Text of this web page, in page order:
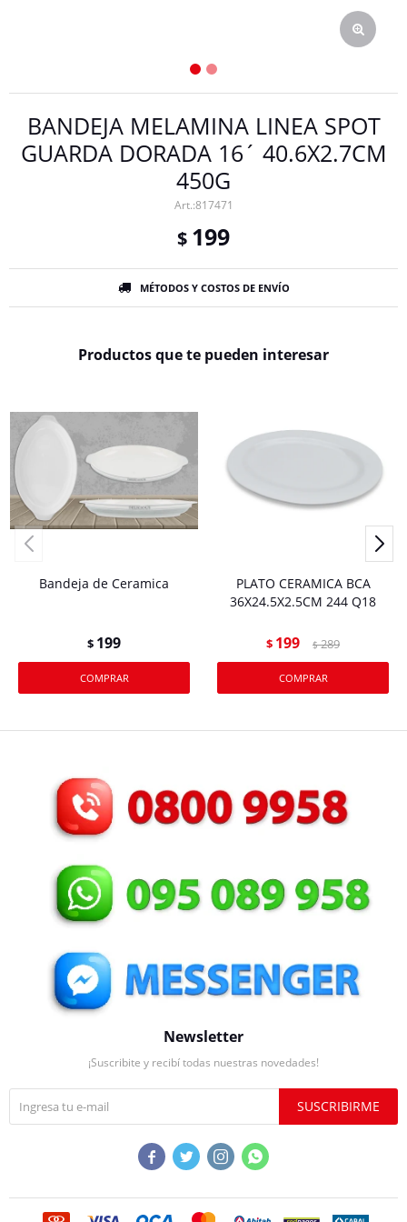
BANDEJA MELAMINA LINEA SPOT
GUARDA DORADA 16´ 40.6X2.7CM
450G
817471
$ 199
MÉTODOS Y COSTOS DE ENVÍO
Productos que te pueden interesar
Bandeja de Ceramica
$ 199
PLATO CERAMICA BCA
36X24.5X2.5CM 244 Q18
$ 199 $ 289
Newsletter
¡Suscribite y recibí todas nuestras novedades!
SUSCRIBIRME
   